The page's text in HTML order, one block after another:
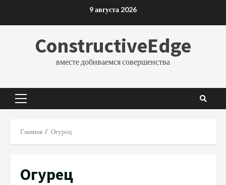
9 августа 2026
ConstructiveEdge
вместе добиваемся совершенства
Основное
Главная Огурец
Огурец